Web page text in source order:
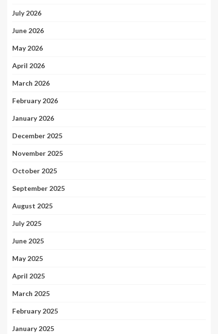
July 2026
June 2026
May 2026
April 2026
March 2026
February 2026
January 2026
December 2025
November 2025
October 2025
September 2025
August 2025
July 2025
June 2025
May 2025
April 2025
March 2025
February 2025
January 2025